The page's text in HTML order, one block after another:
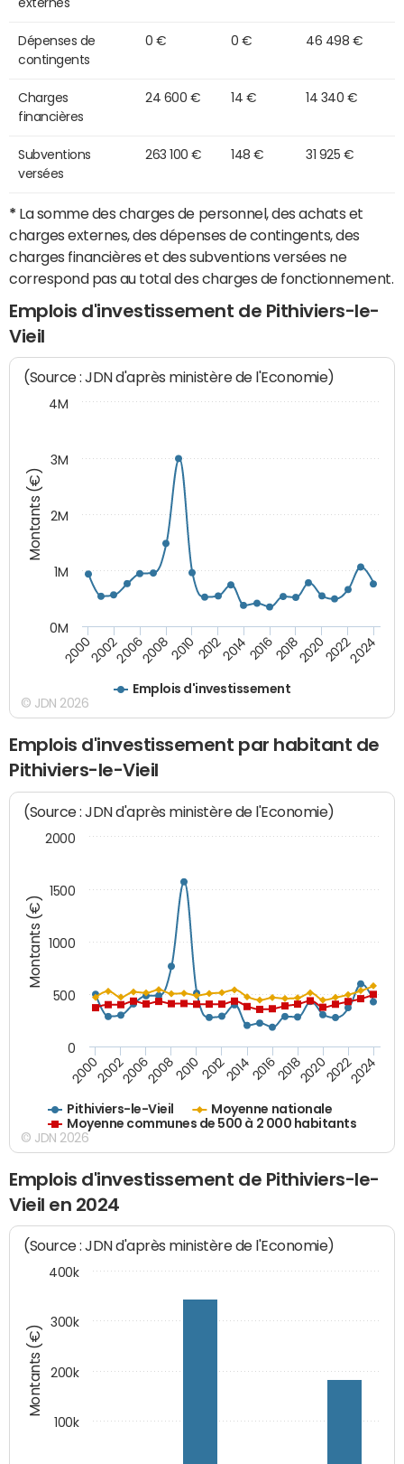
externes
Dépenses de
contingents
0 € 0 € 46 498 €
Charges
financières
24 600 € 14 € 14 340 €
Subventions
versées
263 100 € 148 € 31 925 €
* La somme des charges de personnel, des achats et
charges externes, des dépenses de contingents, des
charges financières et des subventions versées ne
correspond pas au total des charges de fonctionnement.
Emplois d'investissement de Pithiviers-le-
Vieil
Montants (€)
(Source : JDN d'après ministère de l'Economie)
Emplois d'investissement
20002002200620082010 2012201420162018202020222024
0M
1M
2M
3M
4M
© JDN 2026
Emplois d'investissement par habitant de
Pithiviers-le-Vieil
Montants (€)
(Source : JDN d'après ministère de l'Economie)
Pithiviers-le-Vieil
Moyenne nationale
Moyenne communes de 500 à 2 000 habitants
200020022006200820102012201420162018202020222024
0
500
1000
1500
2000
© JDN 2026
Emplois d'investissement de Pithiviers-le-
Vieil en 2024
Montants (€)
(Source : JDN d'après ministère de l'Economie)
100k
200k
300k
400k